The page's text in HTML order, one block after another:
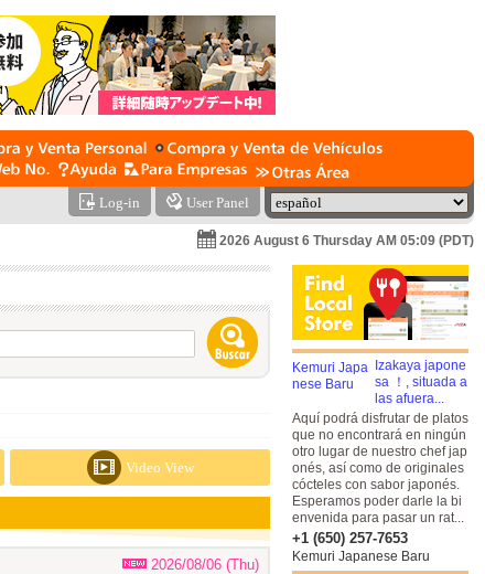
Log-in User Panel
2026 August 6 Thursday AM 05:09 (PDT)
Video View
2026/08/06 (Thu)
Izakaya japone
sa ！, situada a
las afuera...
Aquí podrá disfrutar de platos
que no encontrará en ningún
otro lugar de nuestro chef jap
onés, así como de originales
cócteles con sabor japonés.
Esperamos poder darle la bi
envenida para pasar un rat...
+1 (650) 257-7653
Kemuri Japanese Baru